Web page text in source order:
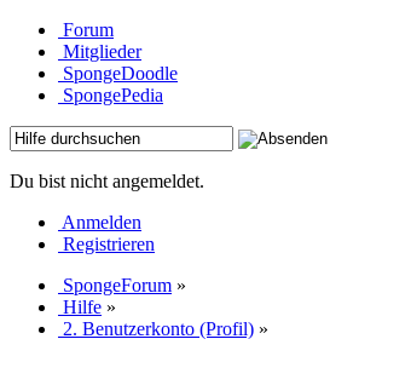
Forum
Mitglieder
SpongeDoodle
SpongePedia
Du bist nicht angemeldet.
Anmelden
Registrieren
SpongeForum »
Hilfe »
2. Benutzerkonto (Profil) »